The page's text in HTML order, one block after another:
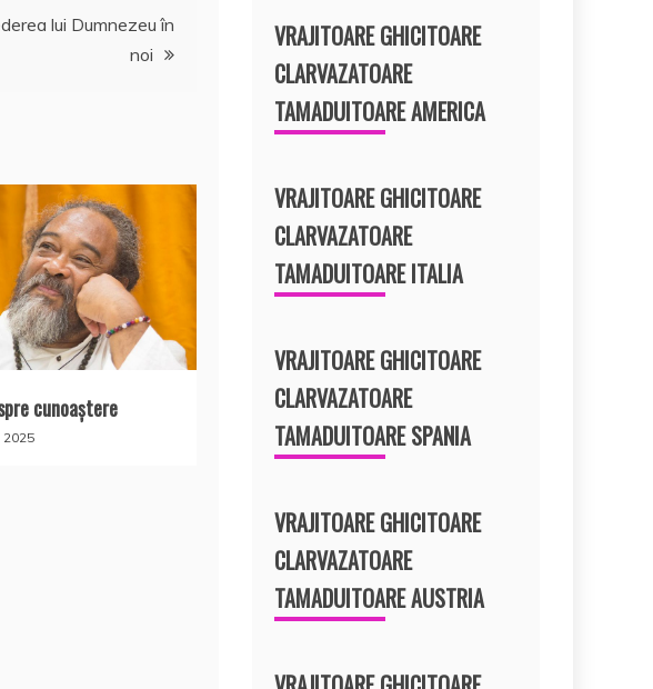
lui Dumnezeu în
noi
cunoaştere
2025
VRAJITOARE GHICITOARE
CLARVAZATOARE
TAMADUITOARE AMERICA
VRAJITOARE GHICITOARE
CLARVAZATOARE
TAMADUITOARE ITALIA
VRAJITOARE GHICITOARE
CLARVAZATOARE
TAMADUITOARE SPANIA
VRAJITOARE GHICITOARE
CLARVAZATOARE
TAMADUITOARE AUSTRIA